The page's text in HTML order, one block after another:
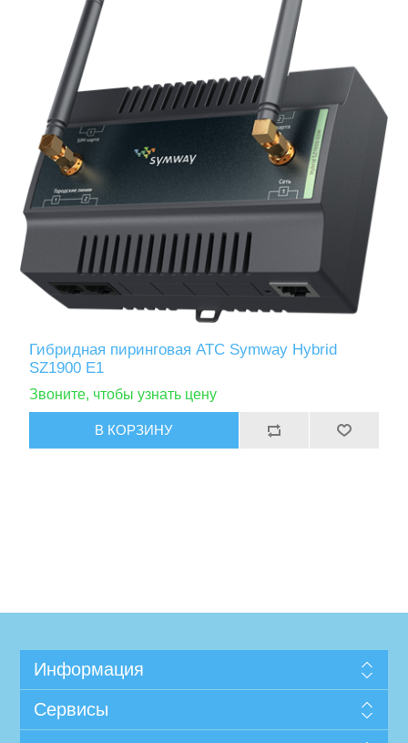
Гибридная пиринговая АТС Symway Hybrid
SZ1900 E1
Звоните, чтобы узнать цену
Информация
Сервисы